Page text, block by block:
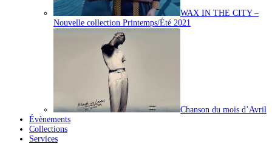
WAX IN THE CITY –
Nouvelle collection Printemps/Été 2021
Chanson du mois d’Avril
Évènements
Collections
Services